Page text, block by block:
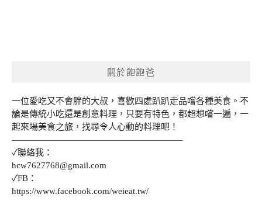
關於飽飽爸
一位愛吃又不會胖的大叔，喜歡四處趴趴走品嚐各種美食。不
論是傳統小吃還是創意料理，只要有特色，都超想嚐一遍，一
起來場美食之旅，找尋令人心動的料理吧！
———————————————————–
✓聯絡我：
hcw7627768@gmail.com
✓FB：
https://www.facebook.com/weieat.tw/